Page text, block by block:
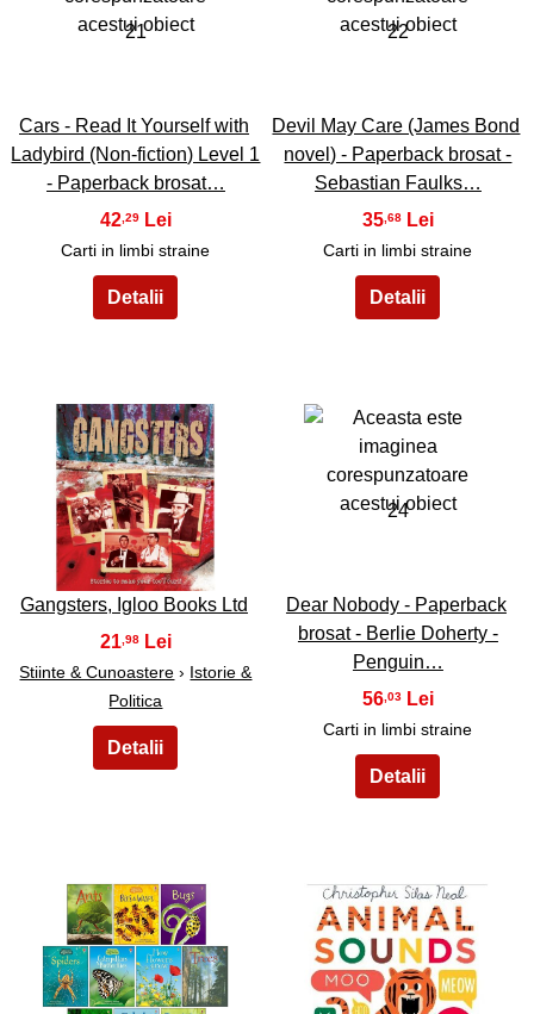
21
Cars - Read It Yourself with
Ladybird (Non-fiction) Level 1
- Paperback brosat…
42 ,29
Carti in limbi straine
22
Devil May Care (James Bond
novel) - Paperback brosat -
Sebastian Faulks…
35,68
Carti in limbi straine
23
Gangsters, Igloo Books Ltd
21 ,98
Stiinte & Cunoastere › Istorie &
Politica
24
Dear Nobody - Paperback
brosat - Berlie Doherty -
Penguin…
56,03
Carti in limbi straine
25 26